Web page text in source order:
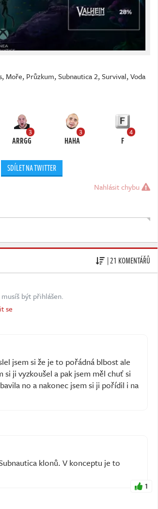
, Moře, Průzkum,Subnautica 2,Survival,Voda
3
ARRGG
3
HAHA
4
F
SDÍLET NA TWITTER
Nahlásit chybu
| 21 KOMENTÁŘŮ
být přihlášen.
se
jsem si že je to pořádná blbost ale
si ji vyzkoušel a pak jsem měl chuť si
no a nakonec jsem si ji pořídil i na
klonů. V konceptu je to
1